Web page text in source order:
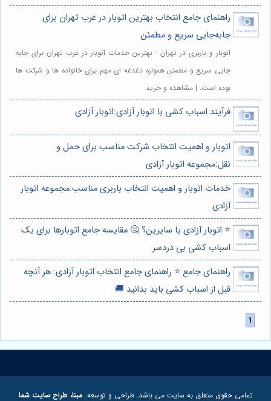
راهنمای جامع انتخاب بهترین اتوبار در غرب تهران برای
جابه‌جایی سریع و مطمئن
اتوبار و باربری در تهران - بهترین خدمات اتوبار در غرب تهران برای جابه
جایی سریع و مطمئن همواره دغدغه ای مهم برای خانواده ها و شرکت ها
بوده است. | مشاهده و خرید
فرآیند اسباب کشی با اتوبار آزادی:اتوبار آزادی
اتوبار و اهمیت انتخاب شرکت مناسب برای حمل و
نقل:مجموعه اتوبار آزادی
خدمات اتوبار و اهمیت انتخاب باربری مناسب:مجموعه اتوبار
آزادی
⭐️ اتوبار آزادی یا سایرین؟ 🤔 مقایسه جامع اتوبارها برای یک
اسباب کشی بی دردسر
راهنمای جامع ⭐️ راهنمای جامع انتخاب اتوبار آزادی: هر آنچه
قبل از اسباب کشی باید بدانید 🚚
تمامی حقوق متعلق به سایت می باشد. طراحی و توسعه: مبنا، طراح سایت شما